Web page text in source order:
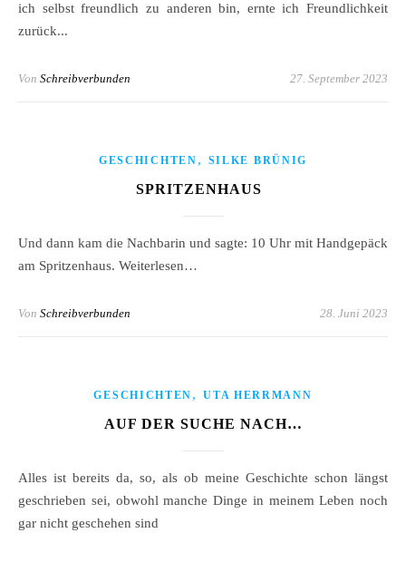
ich selbst freundlich zu anderen bin, ernte ich Freundlichkeit
zurück...
Von Schreibverbunden 27. September 2023
GESCHICHTEN , SILKE BRÜNIG
SPRITZENHAUS
Und dann kam die Nachbarin und sagte: 10 Uhr mit Handgepäck
am Spritzenhaus. Weiterlesen…
Von Schreibverbunden 28. Juni 2023
GESCHICHTEN ,UTA HERRMANN
AUF DER SUCHE NACH…
Alles ist bereits da, so, als ob meine Geschichte schon längst
geschrieben sei, obwohl manche Dinge in meinem Leben noch
gar nicht geschehen sind